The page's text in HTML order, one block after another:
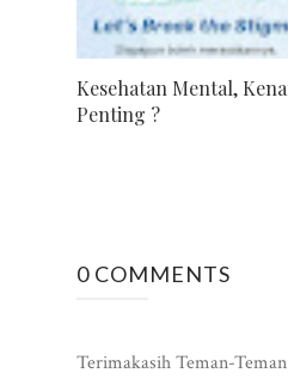
Kesehatan Mental,
Penting ?
0 COMMENTS
Terimakasih Teman-